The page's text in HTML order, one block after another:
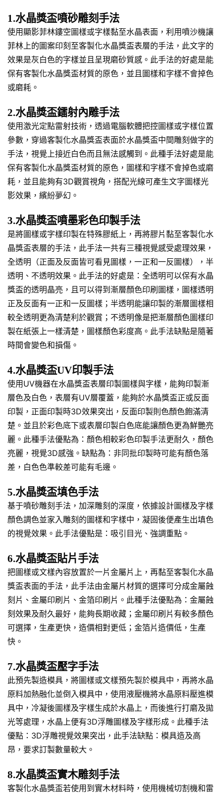
1.水晶獎盃噴砂雕刻手法
使用顯影菲林鏤空圖樣或字樣黏至水晶表面，利用噴沙機讓
菲林上的圖案印刻至客製化水晶獎盃表層的手法，此文字的
效果是灰白色的字樣並且呈現磨砂質感。此手法的好處是能
保有客製化水晶獎盃材質的原色，並且圖樣和字樣不會掉色
或磨耗。
2.水晶獎盃鐳射內雕手法
使用激光定點雷射技術，透過電腦軟體把控圖樣或字樣位置
參數，穿過客製化水晶獎盃表面於水晶獎盃中間雕刻做字的
手法，視覺上接近白色而且無法感觸到。此種手法好處是能
保有客製化水晶獎盃材質的原色，圖樣和字樣不會掉色或磨
耗，並且能夠有3D觀賞視角，搭配光線可產生文字圖樣光
影效果，繽紛夢幻。
3.水晶獎盃噴墨彩色印製手法
是將圖樣或字樣印製在特殊膠紙上，再將膠片黏至客製化水
晶獎盃表層的手法，此手法一共有三種視覺感受處理效果，
全透明（正面及反面皆可看見圖樣，一正和一反圖樣），半
透明、不透明效果。此手法的好處是：全透明可以保有水晶
獎盃的透明晶亮，且可以得到漸層顏色印刷圖樣，圖樣透明
正及反面有一正和一反圖樣；半透明能讓印製的漸層圖樣相
較全透明更為清楚利於觀賞；不透明像是把漸層顏色圖樣印
製在紙張上一樣清楚，圖樣顏色彩度高。此手法缺點是隨著
時間會變色和損傷。
4.水晶獎盃UV印製手法
使用UV機器在水晶獎盃表層印製圖樣與字樣，能夠印製漸
層色及白色，表層有UV層覆蓋，能夠於水晶獎盃正或反面
印製，正面印製時3D效果突出，反面印製則色顏色飽滿清
楚。並且於彩色底下或表層印製白色底能讓顏色更為鮮艷亮
麗。此種手法優點為：顏色相較彩色印製手法更耐久，顏色
亮麗，視覺3D感強。缺點為：非同批印製時可能有顏色落
差，白色色準較差可能有毛邊。
5.水晶獎盃填色手法
基于噴砂雕刻手法，加深雕刻的深度，依據設計圖樣及字樣
顏色調色並家入雕刻的圖樣和字樣中，凝固後便產生出填色
的視覺效果。此手法優點是：吸引目光、強調重點。
6.水晶獎盃貼片手法
把圖樣或文樣內容放置於一片金屬片上，再黏至客製化水晶
獎盃表面的手法，此手法由金屬片材質的選擇可分成金屬蝕
刻片、金屬印刷片、金箔印刷片。此種手法優點為：金屬蝕
刻效果及耐久最好，能夠長期收藏；金屬印刷片有較多顏色
可選擇，生產更快，造價相對更低；金箔片造價低，生產
快。
7.水晶獎盃壓字手法
此預先製造模具，將圖樣或文樣預先製於模具中，再將水晶
原料加熱融化並倒入模具中，使用液壓機將水晶原料壓進模
具中，冷凝後圖樣及字樣生成於水晶上，而後進行打磨及拋
光等處理，水晶上便有3D浮雕圖樣及字樣形成。此種手法
優點：3D浮雕視覺效果突出，此手法缺點：模具造及高
昂，要求訂製數量較大。
8.水晶獎盃實木雕刻手法
客製化水晶獎盃若使用到實木材料時，使用機械切割機和雷